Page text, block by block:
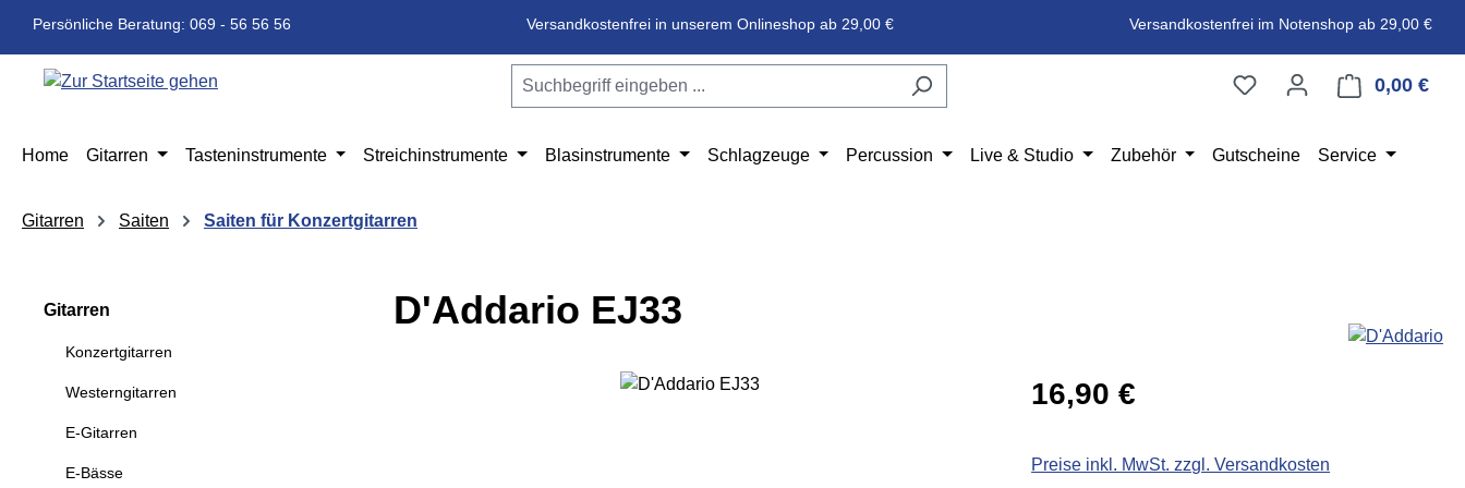
Hauptinhalt springen
Zur Suche springen
Zur Hauptnavigation springen
Persönliche Beratung: 069 - 56 56 56 Versandkostenfrei in unserem Onlineshop ab 29,00 € Versandkostenfrei im Notenshop ab 29,00 €
0,00 €
Home Gitarren Tasteninstrumente Streichinstrumente Blasinstrumente Schlagzeuge Percussion Live & Studio Zubehör Gutscheine Service
Gitarren Saiten Saiten für Konzertgitarren
Gitarren
Konzertgitarren
Westerngitarren
E-Gitarren
E-Bässe
D'Addario EJ33
Regulärer Preis:
16,90 €
Preise inkl. MwSt. zzgl. Versandkosten